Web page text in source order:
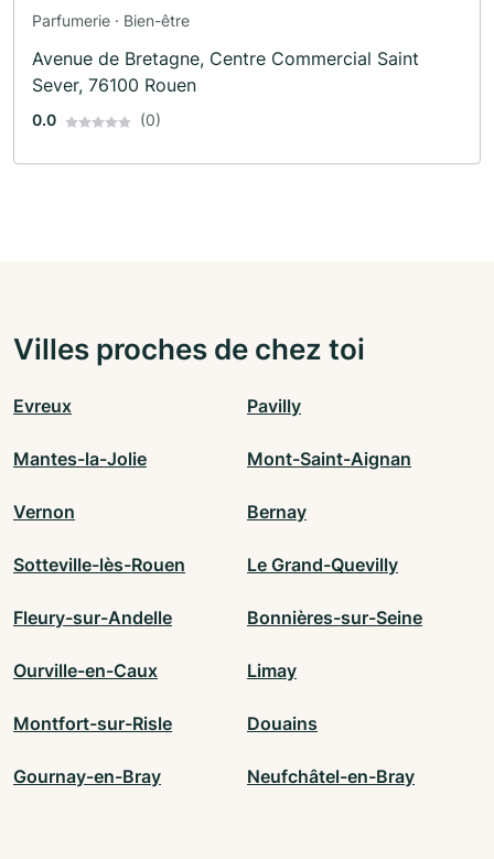
Parfumerie · Bien-être
Avenue de Bretagne, Centre Commercial Saint
Sever, 76100 Rouen
0.0 (0)
Villes proches de chez toi
Evreux Pavilly
Mantes-la-Jolie Mont-Saint-Aignan
Vernon Bernay
Sotteville-lès-Rouen Le Grand-Quevilly
Fleury-sur-Andelle Bonnières-sur-Seine
Ourville-en-Caux Limay
Montfort-sur-Risle Douains
Gournay-en-Bray Neufchâtel-en-Bray